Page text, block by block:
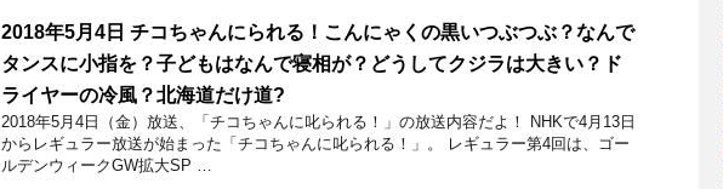
2018年5月4日 チコちゃんにられる！こんにゃくの黒いつぶつぶ？なんで
タンスに小指を？子どもはなんで寝相が？どうしてクジラは大きい？ド
ライヤーの冷風？北海道だけ道?
2018年5月4日（金）放送、「チコちゃんに叱られる！」の放送内容だよ！ NHKで4月13日
からレギュラー放送が始まった「チコちゃんに叱られる！」。 レギュラー第4回は、ゴー
ルデンウィークGW拡大SP …